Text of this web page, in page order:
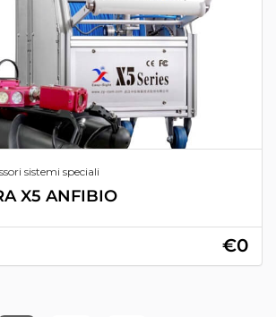
sistemi speciali
X5 ANFIBIO
€0